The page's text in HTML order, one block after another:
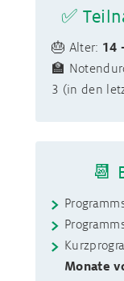
✅
🎂 Alter: 14
🏫
3 (in den
📆
Monate